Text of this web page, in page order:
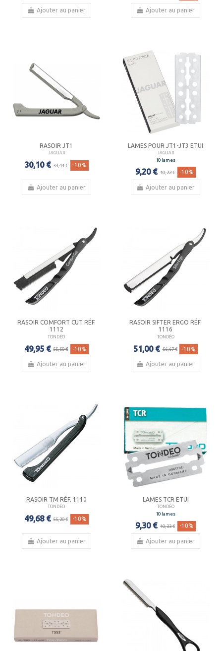
Ajouter au panier Ajouter au panier
RASOIR JT1
JAGUAR
30,10 € 33,44 € -10%
Ajouter au panier
LAMES POUR JT1-JT3 ETUI
JAGUAR
10 lames
9,20 € 10,22 € -10%
Ajouter au panier
RASOIR COMFORT CUT RÉF.
1112
TONDÉO
49,95 € 55,50 € -10%
Ajouter au panier
RASOIR SIFTER ERGO RÉF.
1116
TONDÉO
51,00 € 56,67 € -10%
Ajouter au panier
RASOIR TM RÉF. 1110
TONDÉO
49,68 € 55,20 € -10%
Ajouter au panier
LAMES TCR ETUI
TONDÉO
10 lames
9,30 € 10,33 € -10%
Ajouter au panier